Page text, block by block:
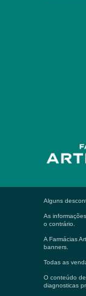
Alguns
As
o contrário.
A Farmácias
banners.
Todas as
O conteúdo
diagnosticas